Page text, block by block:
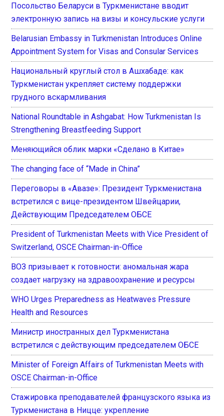
Посольство Беларуси в Туркменистане вводит
электронную запись на визы и консульские услуги
Belarusian Embassy in Turkmenistan Introduces Online
Appointment System for Visas and Consular Services
Национальный круглый стол в Ашхабаде: как
Туркменистан укрепляет систему поддержки
грудного вскармливания
National Roundtable in Ashgabat: How Turkmenistan Is
Strengthening Breastfeeding Support
Меняющийся облик марки «Сделано в Китае»
The changing face of “Made in China”
Переговоры в «Авазе»: Президент Туркменистана
встретился с вице-президентом Швейцарии,
Действующим Председателем ОБСЕ
President of Turkmenistan Meets with Vice President of
Switzerland, OSCE Chairman-in-Office
ВОЗ призывает к готовности: аномальная жара
создает нагрузку на здравоохранение и ресурсы
WHO Urges Preparedness as Heatwaves Pressure
Health and Resources
Министр иностранных дел Туркменистана
встретился с действующим председателем ОБСЕ
Minister of Foreign Affairs of Turkmenistan Meets with
OSCE Chairman-in-Office
Стажировка преподавателей французского языка из
Туркменистана в Ницце: укрепление